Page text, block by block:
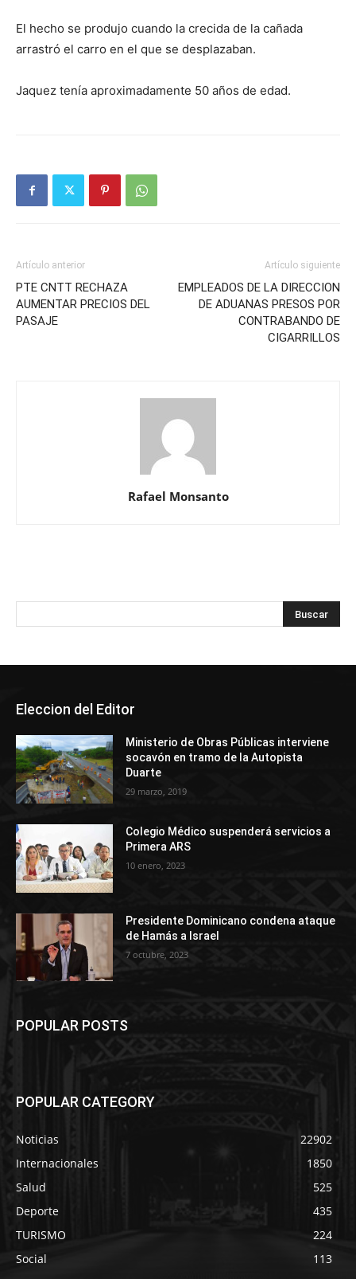
El hecho se produjo cuando la crecida de la cañada
arrastró el carro en el que se desplazaban.
Jaquez tenía aproximadamente 50 años de edad.
Artículo anterior
PTE CNTT RECHAZA
AUMENTAR PRECIOS DEL
PASAJE
Artículo siguiente
EMPLEADOS DE LA DIRECCION
DE ADUANAS PRESOS POR
CONTRABANDO DE
CIGARRILLOS
Rafael Monsanto
Eleccion del Editor
Ministerio de Obras Públicas interviene
socavón en tramo de la Autopista
Duarte
29 marzo, 2019
Colegio Médico suspenderá servicios a
Primera ARS
10 enero, 2023
Presidente Dominicano condena ataque
de Hamás a Israel
7 octubre, 2023
POPULAR POSTS
POPULAR CATEGORY
Noticias
22902
Internacionales
1850
Salud
525
Deporte
435
TURISMO
224
Social
113